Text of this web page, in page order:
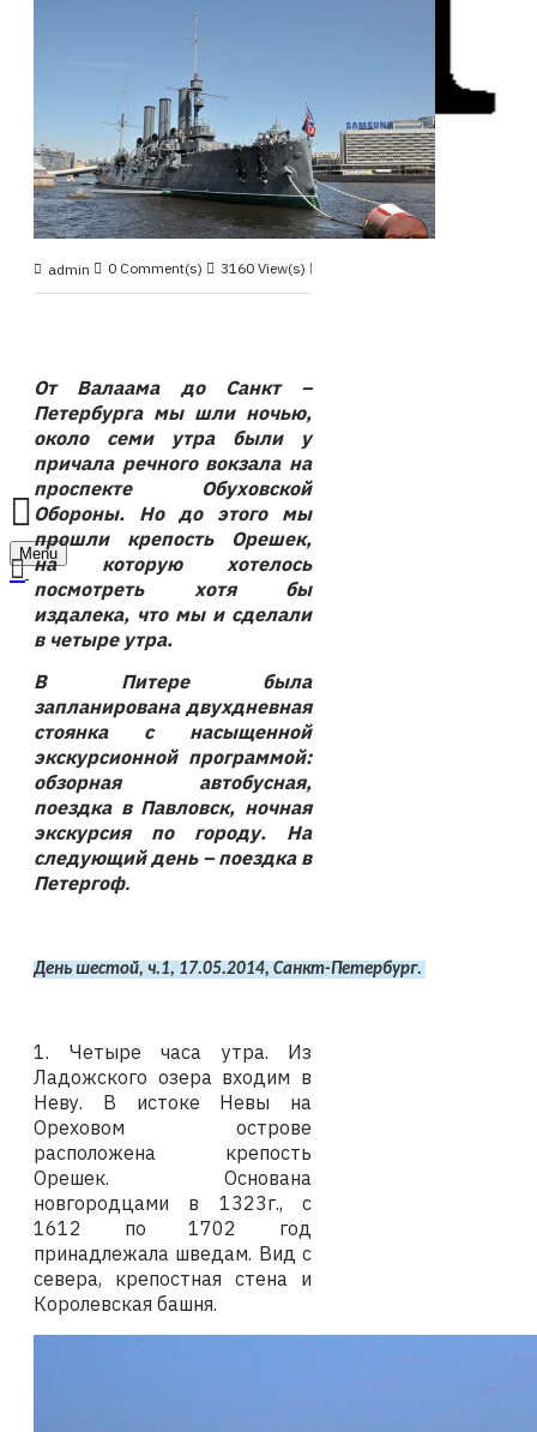
Menu
admin 0 Comment(s) 3160 View(s)
От Валаама до Санкт –
Петербурга мы шли ночью,
около семи утра были у
причала речного вокзала на
проспекте Обуховской
Обороны. Но до этого мы
прошли крепость Орешек,
на которую хотелось
посмотреть хотя бы
издалека, что мы и сделали
в четыре утра.
В Питере была
запланирована двухдневная
стоянка с насыщенной
экскурсионной программой:
обзорная автобусная,
поездка в Павловск, ночная
экскурсия по городу. На
следующий день – поездка в
Петергоф.
День шестой, ч.1, 17.05.2014, Санкт-Петербург.
1. Четыре часа утра. Из
Ладожского озера входим в
Неву. В истоке Невы на
Ореховом острове
расположена крепость
Орешек. Основана
новгородцами в 1323г., с
1612 по 1702 год
принадлежала шведам. Вид с
севера, крепостная стена и
Королевская башня.